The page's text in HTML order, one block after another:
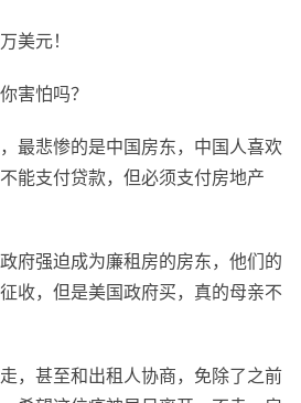
美元！
害怕吗？
最悲惨的是中国房东，中国人喜欢
能支付贷款，但必须支付房地产
府强迫成为廉租房的房东，他们的
收，但是美国政府买，真的母亲不
，甚至和出租人协商，免除了之前